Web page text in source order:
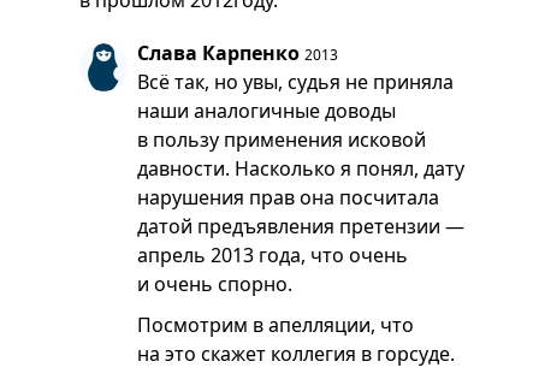
Слава Карпенко 2013
Всё так, но увы, судья не приняла
наши аналогичные доводы
в пользу применения исковой
давности. Насколько я понял, дату
нарушения прав она посчитала
датой предъявления претензии —
апрель 2013 года, что очень
и очень спорно.
Посмотрим в апелляции, что
на это скажет коллегия в горсуде.